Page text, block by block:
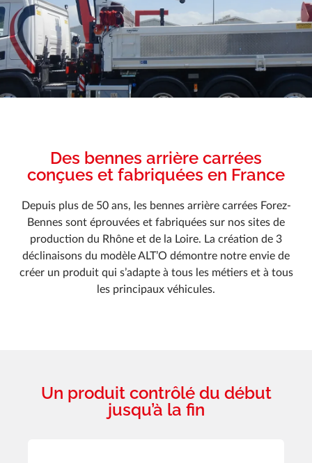
Des bennes arrière carrées
conçues et fabriquées en France
Depuis plus de 50 ans, les bennes arrière carrées Forez-
Bennes sont éprouvées et fabriquées sur nos sites de
production du Rhône et de la Loire. La création de 3
déclinaisons du modèle ALT’O démontre notre envie de
créer un produit qui s’adapte à tous les métiers et à tous
les principaux véhicules.
Un produit contrôlé du début
jusqu’à la fin